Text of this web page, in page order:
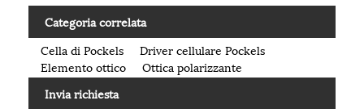
Categoria correlata
Cella di Pockels
Driver cellulare Pockels
Elemento ottico
Ottica polarizzante
Invia richiesta